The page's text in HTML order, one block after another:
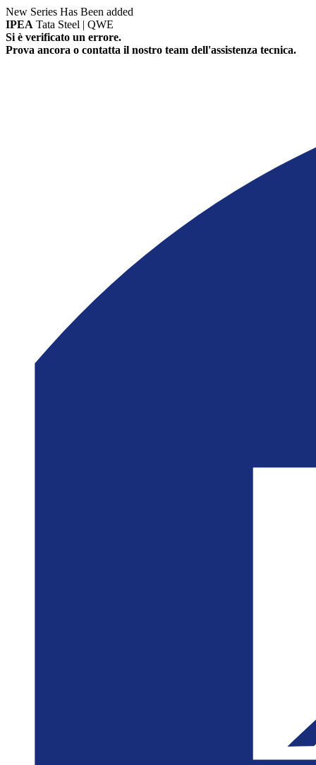
New Series Has Been added
IPEA Tata Steel | QWE
Si è verificato un errore.
Prova ancora o contatta il nostro team dell'assistenza tecnica.